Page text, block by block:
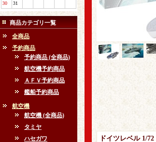
30
31
商品カテゴリ一覧
全商品
予約商品
予約商品 (全商品)
航空機予約商品
ＡＦＶ予約商品
艦船予約商品
航空機
航空機 (全商品)
タミヤ
ハセガワ
ドイツレベル 1/